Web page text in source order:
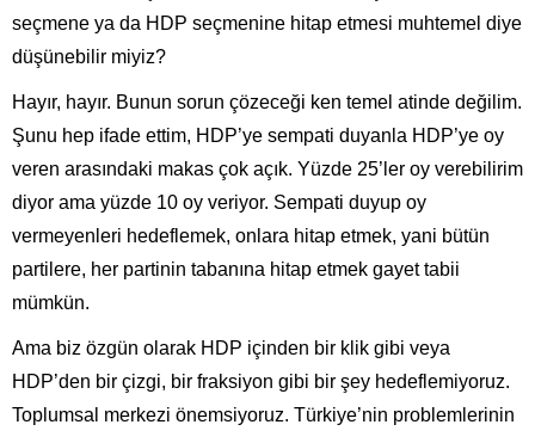
seçmene ya da HDP seçmenine hitap etmesi muhtemel diye
düşünebilir miyiz?
Hayır, hayır. Bunun sorun çözeceği ken temel atinde değilim.
Şunu hep ifade ettim, HDP’ye sempati duyanla HDP’ye oy
veren arasındaki makas çok açık. Yüzde 25’ler oy verebilirim
diyor ama yüzde 10 oy veriyor. Sempati duyup oy
vermeyenleri hedeflemek, onlara hitap etmek, yani bütün
partilere, her partinin tabanına hitap etmek gayet tabii
mümkün.
Ama biz özgün olarak HDP içinden bir klik gibi veya
HDP’den bir çizgi, bir fraksiyon gibi bir şey hedeflemiyoruz.
Toplumsal merkezi önemsiyoruz. Türkiye’nin problemlerinin